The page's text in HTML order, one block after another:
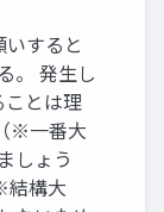
すると
。 発生し
ことは理
※一番大
しょう
構大